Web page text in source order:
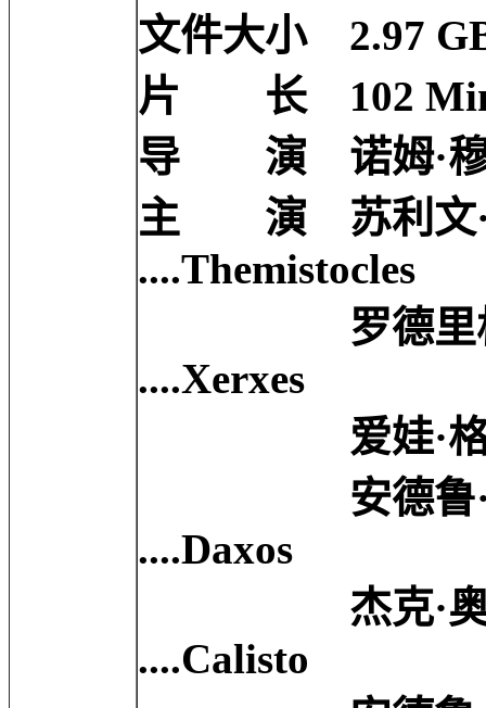
文件大小 2.97
片 长 102
导 演 诺姆·穆
主 演 苏利文·
....Themistocles
罗德里格·桑
....Xerxes
爱娃·格林
安德鲁·普
....Daxos
杰克·奥康
....Calisto